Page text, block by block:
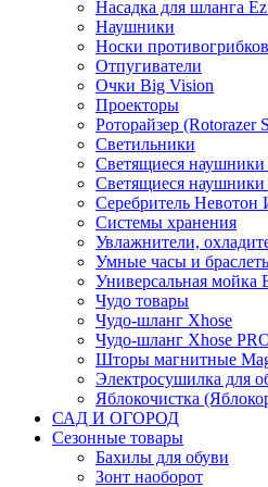
Насадка для шланга
Наушники
Носки
Отпугиватели
Очки Big Vision
Проекторы
Роторайзер (Rotorazer
Светильники
Светящиеся
Светящиеся наушники
Серебритель Невотон
Системы хранения
Увлажнители,
Умные часы и
Универсальная мойка
Чудо товары
Чудо-шланг Xhose
Чудо-шланг Xhose
Шторы магнитные
Электросушилка для
Яблокочистка
САД И ОГОРОД
Сезонные товары
Бахилы для обуви
Зонт наоборот